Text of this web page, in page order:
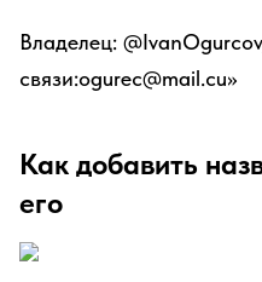
Владелец:
связи:ogurec@mail.cu»
Как добавить
его